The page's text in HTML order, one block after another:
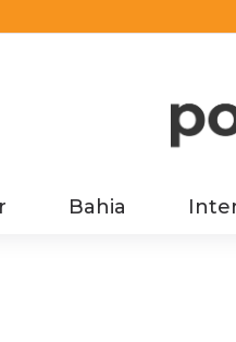
Bahia